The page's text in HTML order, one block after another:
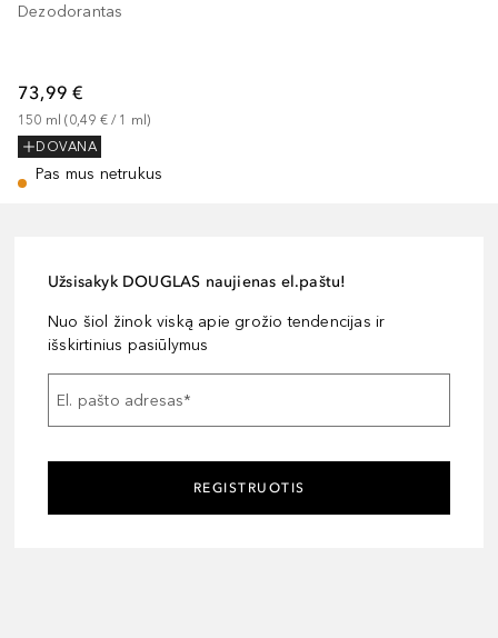
Dezodorantas
73,99 €
150 ml (0,49 € / 1 ml)
DOVANA
Pas mus netrukus
Užsisakyk DOUGLAS naujienas el.paštu!
Nuo šiol žinok viską apie grožio tendencijas ir
išskirtinius pasiūlymus
El. pašto adresas*
REGISTRUOTIS